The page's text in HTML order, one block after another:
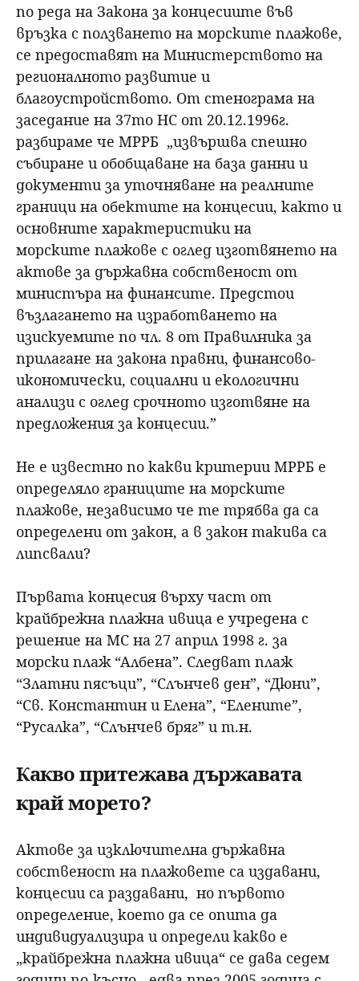
по реда на Закона за концесиите във
връзка с ползването на морските плажове,
се предоставят на Министерството на
регионалното развитие и
благоустройството. От стенограма на
заседание на 37то НС от 20.12.1996г.
разбираме че МРРБ „извършва спешно
събиране и обобщаване на база данни и
документи за уточняване на реалните
граници на обектите на концесии, както и
основните характеристики на
морските плажове с оглед изготвянето на
актове за държавна собственост от
министъра на финансите. Предстои
възлагането на изработването на
изискуемите по чл. 8 от Правилника за
прилагане на закона правни, финансово-
икономически, социални и екологични
анализи с оглед срочното изготвяне на
предложения за концесии.”
Не е известно по какви критерии МРРБ е
определяло границите на морските
плажове, независимо че те трябва да са
определени от закон, а в закон такива са
липсвали?
Първата концесия върху част от
крайбрежна плажна ивица е учредена с
решение на МС на 27 април 1998 г. за
морски плаж “Албена”. Следват плаж
“Златни пясъци”, “Слънчев ден”, “Дюни”,
“Св. Константин и Елена”, “Елените”,
“Русалка”, “Слънчев бряг” и т.н.
Какво притежава държавата
край морето?
Актове за изключителна държавна
собственост на плажовете са издавани,
концесии са раздавани, но първото
определение, което да се опита да
индивидуализира и определи какво е
„крайбрежна плажна ивица“ се дава седем